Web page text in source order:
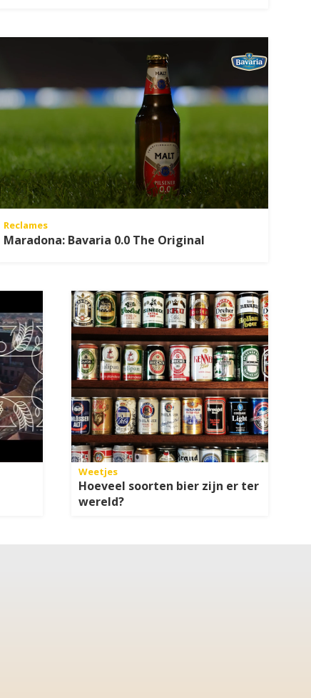
Reclames
Maradona: Bavaria 0.0 The Original
Weetjes
Hoeveel soorten bier zijn er ter
wereld?